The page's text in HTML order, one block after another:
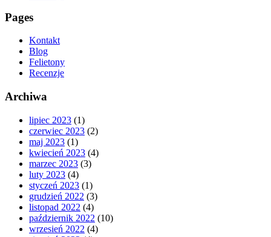
Pages
Kontakt
Blog
Felietony
Recenzje
Archiwa
lipiec 2023 (1)
czerwiec 2023 (2)
maj 2023 (1)
kwiecień 2023 (4)
marzec 2023 (3)
luty 2023 (4)
styczeń 2023 (1)
grudzień 2022 (3)
listopad 2022 (4)
październik 2022 (10)
wrzesień 2022 (4)